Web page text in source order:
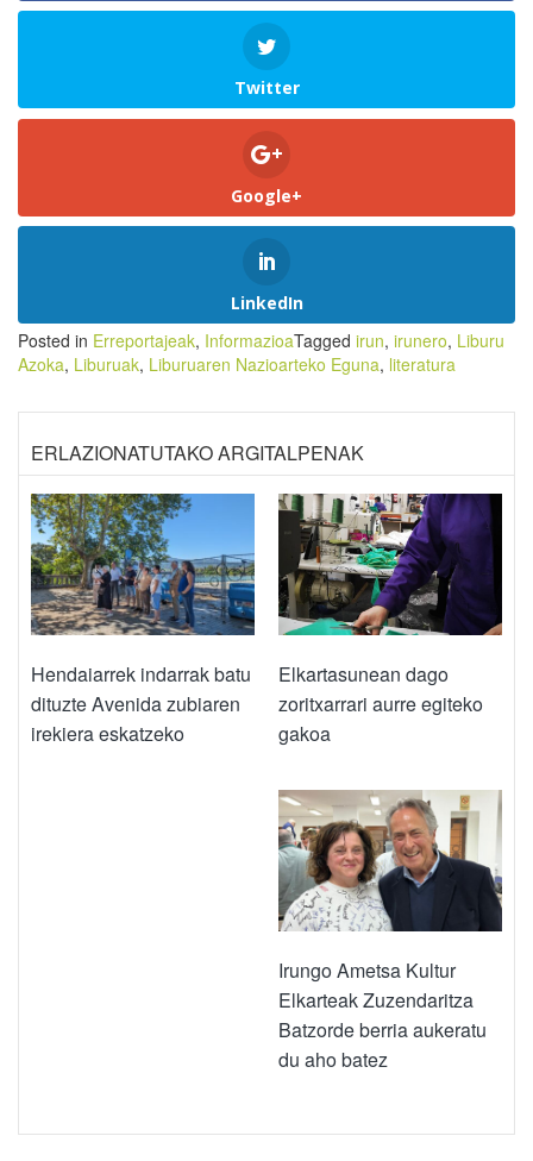
Twitter
Google+
LinkedIn
Posted in Erreportajeak, InformazioaTagged irun, irunero, Liburu
Azoka, Liburuak, Liburuaren Nazioarteko Eguna, literatura
ERLAZIONATUTAKO ARGITALPENAK
Hendaiarrek indarrak batu
dituzte Avenida zubiaren
irekiera eskatzeko
Elkartasunean dago
zoritxarrari aurre egiteko
gakoa
Irungo Ametsa Kultur
Elkarteak Zuzendaritza
Batzorde berria aukeratu
du aho batez